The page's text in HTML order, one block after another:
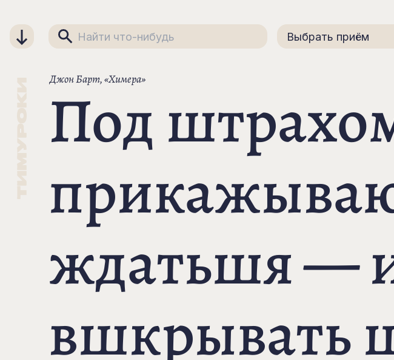
Выбрать приём
Джон Барт, «Химера»
Под
ждатьшя —
вшкрывать